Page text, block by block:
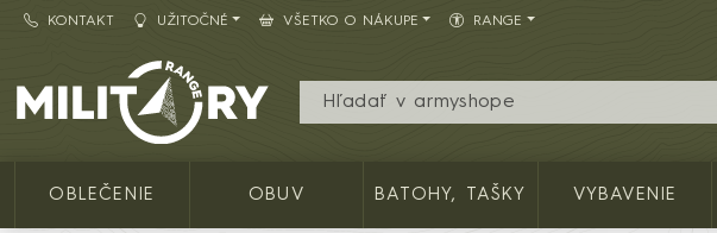
KONTAKT UŽITOČNÉ VŠETKO O NÁKUPE RANGE
Army shop MILITARY RANGE SK
OBLEČENIE OBUV BATOHY, TAŠKY VYBAVENIE